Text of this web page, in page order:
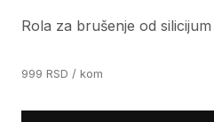
Rola za brušenje od
999 RSD / kom